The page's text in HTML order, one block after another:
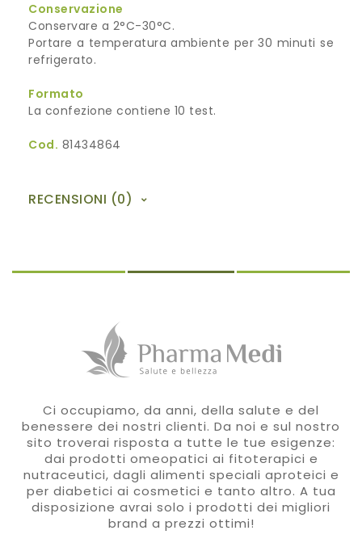
Conservazione
Conservare a 2°C-30°C.
Portare a temperatura ambiente per 30 minuti se
refrigerato.
Formato
La confezione contiene 10 test.
Cod. 81434864
RECENSIONI (0)
Ci occupiamo, da anni, della salute e del
benessere dei nostri clienti. Da noi e sul nostro
sito troverai risposta a tutte le tue esigenze:
dai prodotti omeopatici ai fitoterapici e
nutraceutici, dagli alimenti speciali aproteici e
per diabetici ai cosmetici e tanto altro. A tua
disposizione avrai solo i prodotti dei migliori
brand a prezzi ottimi!